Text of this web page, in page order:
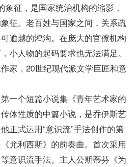
征，是国家统治机构的缩影，
征。老百姓与国家之间，关系疏
逾越的鸿沟。在庞大的官僚机构
小人物的起码要求也无法满足。
，20世纪现代派文学巨匠和意
个短篇小说集《青年艺术家的
体性质的中篇小说，是乔伊斯艺
正式运用“意识流”手法创作的第
尤利西斯》的前奏曲。首次采用
意识流手法。主人公斯蒂芬《为